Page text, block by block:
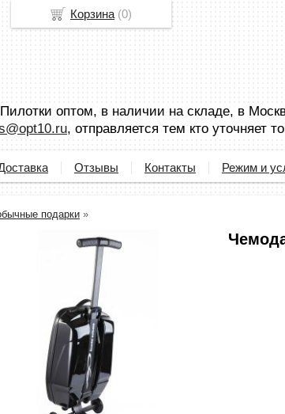
оптом, в наличии на складе, в
, отправляется тем кто уточняет
Отзывы Контакты Режим и
подарки »
Корзина (0)